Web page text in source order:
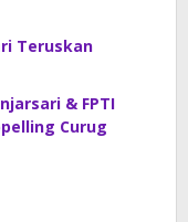
Teruskan
& FPTI
Curug